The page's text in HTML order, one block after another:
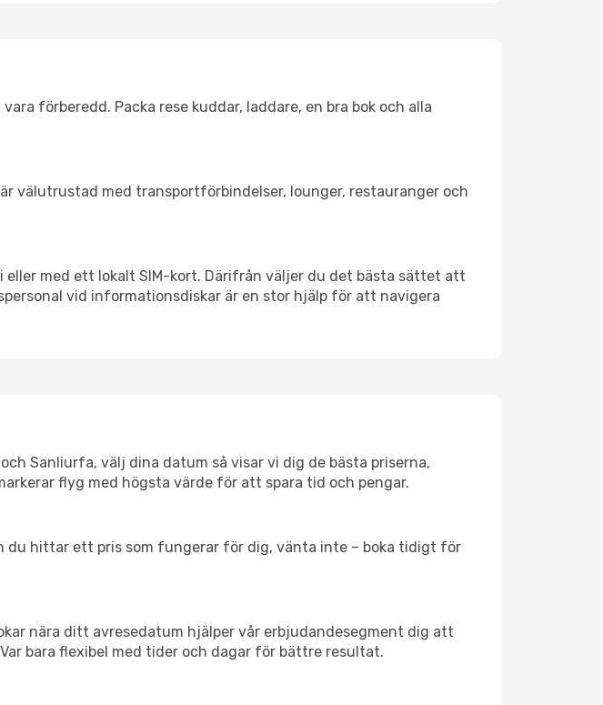
förberedd. Packa rese kuddar, laddare, en bra bok och alla
välutrustad med transportförbindelser, lounger, restauranger och
med ett lokalt SIM-kort. Därifrån väljer du det bästa sättet att
vid informationsdiskar är en stor hjälp för att navigera
Sanliurfa, välj dina datum så visar vi dig de bästa priserna,
flyg med högsta värde för att spara tid och pengar.
du hittar ett pris som fungerar för dig, vänta inte – boka tidigt för
nära ditt avresedatum hjälper vår erbjudandesegment dig att
bara flexibel med tider och dagar för bättre resultat.